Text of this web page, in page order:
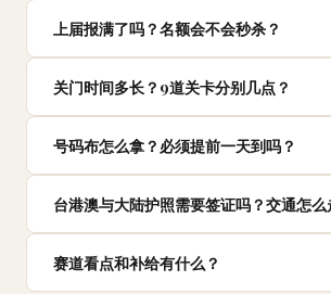
上届报满了吗？名额会不会秒杀？
关门时间多长？9道关卡分别几点？
号码布怎么拿？必须提前一天到吗？
台港澳与大陆护照需要签证吗？交通怎么
赛道看点和补给有什么？